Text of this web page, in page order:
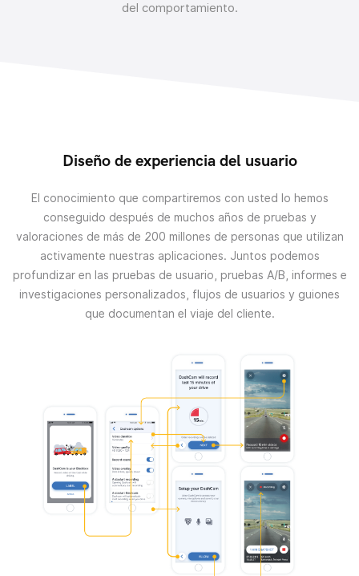
del comportamiento.
Diseño de experiencia del usuario
El conocimiento que compartiremos con usted lo hemos
conseguido después de muchos años de pruebas y
valoraciones de más de 200 millones de personas que utilizan
activamente nuestras aplicaciones. Juntos podemos
profundizar en las pruebas de usuario, pruebas A/B, informes e
investigaciones personalizados, flujos de usuarios y guiones
que documentan el viaje del cliente.